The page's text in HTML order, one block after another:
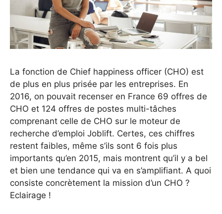
La fonction de Chief happiness officer (CHO) est
de plus en plus prisée par les entreprises. En
2016, on pouvait recenser en France 69 offres de
CHO et 124 offres de postes multi-tâches
comprenant celle de CHO sur le moteur de
recherche d’emploi Joblift. Certes, ces chiffres
restent faibles, même s’ils sont 6 fois plus
importants qu’en 2015, mais montrent qu’il y a bel
et bien une tendance qui va en s’amplifiant. A quoi
consiste concrètement la mission d’un CHO ?
Eclairage !